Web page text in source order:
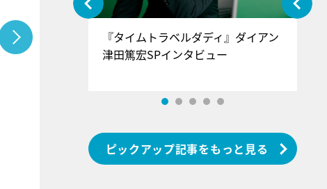
ぐ』＝LOV
香SPインタ
『タイムトラベルダディ』ダイアン
津田篤宏SPインタビュー
ピックアップ記事をもっと見る